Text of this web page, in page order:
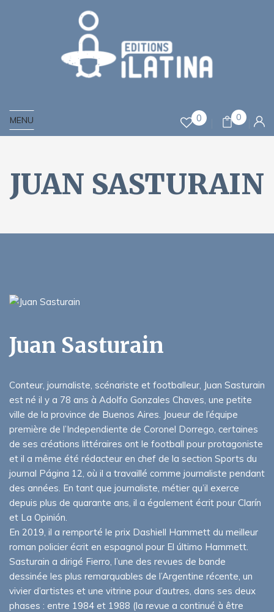
MENU 0 0
JUAN SASTURAIN
Juan Sasturain
Conteur, journaliste, scénariste et footballeur, Juan Sasturain
est né il y a 78 ans à Adolfo Gonzales Chaves, une petite
ville de la province de Buenos Aires. Joueur de l’équipe
première de l’Independiente de Coronel Dorrego, certaines
de ses créations littéraires ont le football pour protagoniste
et il a même été rédacteur en chef de la section Sports du
journal Página 12, où il a travaillé comme journaliste pendant
des années. En tant que journaliste, métier qu’il exerce
depuis plus de quarante ans, il a également écrit pour Clarín
et La Opinión.
En 2019, il a remporté le prix Dashiell Hammett du meilleur
roman policier écrit en espagnol pour El último Hammett.
Sasturain a dirigé Fierro, l’une des revues de bande
dessinée les plus remarquables de l’Argentine récente, un
vivier d’artistes et une vitrine pour d’autres, dans ses deux
phases : entre 1984 et 1988 (la revue a continué à être